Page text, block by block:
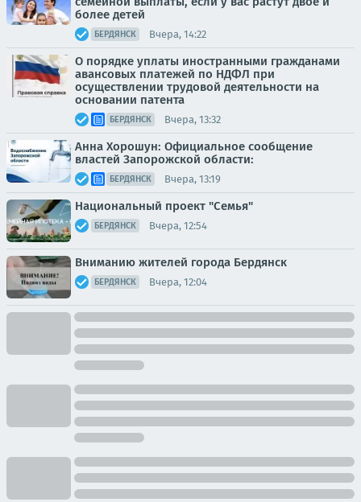
более детей
БЕРДЯНСК Вчера, 14:22
О порядке уплаты иностранными гражданами
авансовых платежей по НДФЛ при
осуществлении трудовой деятельности на
основании патента
БЕРДЯНСК Вчера, 13:32
Анна Хорошун: Официальное сообщение
властей Запорожской области:
БЕРДЯНСК Вчера, 13:19
Национальный проект "Семья"
БЕРДЯНСК Вчера, 12:54
Вниманию жителей города Бердянск
БЕРДЯНСК Вчера, 12:04